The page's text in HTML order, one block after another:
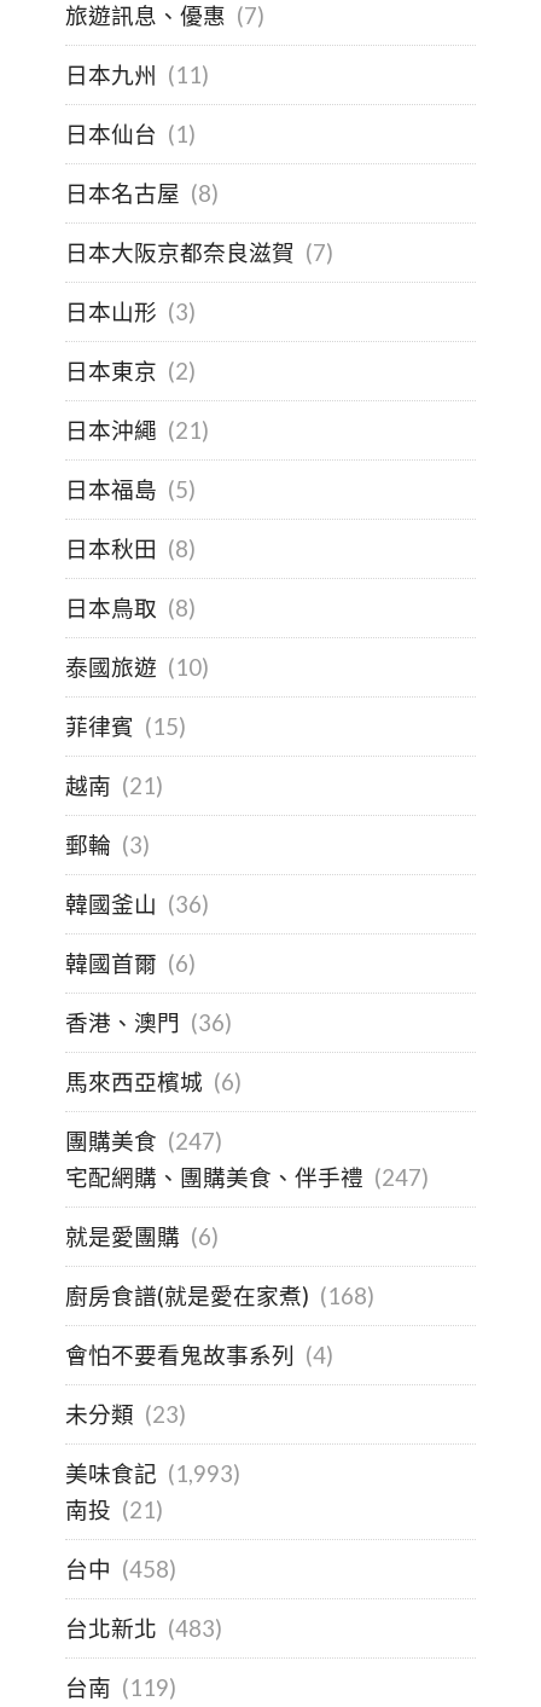
旅遊訊息、優惠 (7)
日本九州 (11)
日本仙台 (1)
日本名古屋 (8)
日本大阪京都奈良滋賀 (7)
日本山形 (3)
日本東京 (2)
日本沖繩 (21)
日本福島 (5)
日本秋田 (8)
日本鳥取 (8)
泰國旅遊 (10)
菲律賓 (15)
越南 (21)
郵輪 (3)
韓國釜山 (36)
韓國首爾 (6)
香港、澳門 (36)
馬來西亞檳城 (6)
團購美食 (247)
宅配網購、團購美食、伴手禮 (247)
就是愛團購 (6)
廚房食譜(就是愛在家煮) (168)
會怕不要看鬼故事系列 (4)
未分類 (23)
美味食記 (1,993)
南投 (21)
台中 (458)
台北新北 (483)
台南 (119)